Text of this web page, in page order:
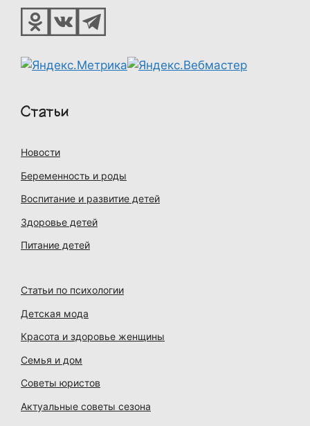
Статьи
Новости
Беременность и роды
Воспитание и развитие детей
Здоровье детей
Питание детей
Статьи по психологии
Детская мода
Красота и здоровье женщины
Семья и дом
Советы юристов
Актуальные советы сезона